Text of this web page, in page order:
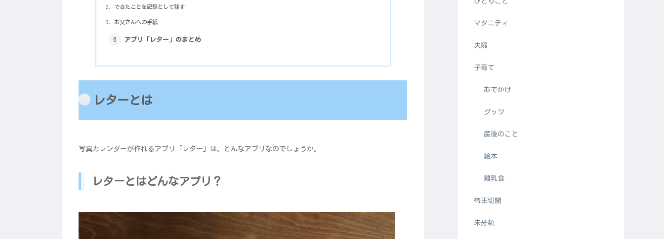
できたことを記録として残す
お父さんへの手紙
アプリ「レター」のまとめ
レターとは
写真カレンダーが作れるアプリ「レター」は、どんなアプリなのでしょうか。
レターとはどんなアプリ？
マタニティ
夫婦
子育て
おでかけ
グッツ
産後のこと
絵本
離乳食
帝王切開
未分類